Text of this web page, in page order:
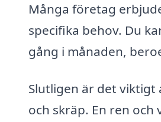
Många företag
specifika behov. Du
gång i månaden,
Slutligen är det
och skräp. En ren och